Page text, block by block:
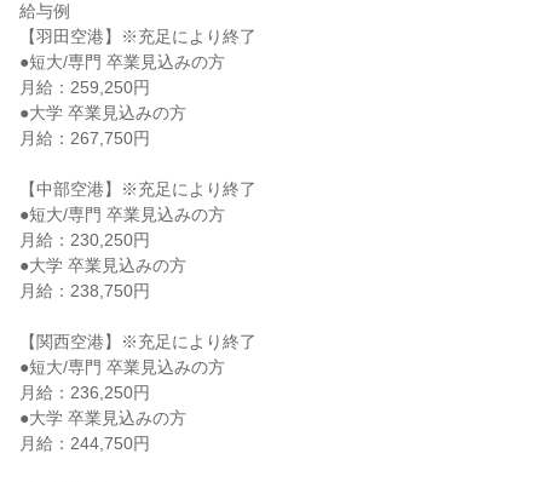
給与例
【羽田空港】※充足により終了
●短大/専門 卒業見込みの方
月給：259,250円
●大学 卒業見込みの方
月給：267,750円
【中部空港】※充足により終了
●短大/専門 卒業見込みの方
月給：230,250円
●大学 卒業見込みの方
月給：238,750円
【関西空港】※充足により終了
●短大/専門 卒業見込みの方
月給：236,250円
●大学 卒業見込みの方
月給：244,750円